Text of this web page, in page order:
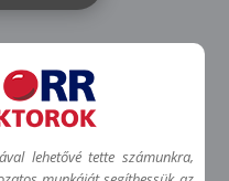
lehetővé tette számunkra,